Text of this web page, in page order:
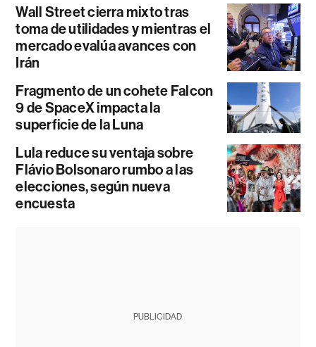
Wall Street cierra mixto tras
toma de utilidades y mientras el
mercado evalúa avances con
Irán
Fragmento de un cohete Falcon
9 de SpaceX impacta la
superficie de la Luna
Lula reduce su ventaja sobre
Flávio Bolsonaro rumbo a las
elecciones, según nueva
encuesta
PUBLICIDAD